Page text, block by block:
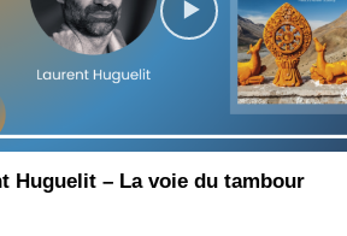
Huguelit – La voie du tambour